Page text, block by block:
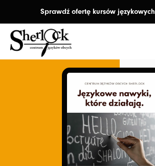
treści
Sprawdź ofertę kursów językowych